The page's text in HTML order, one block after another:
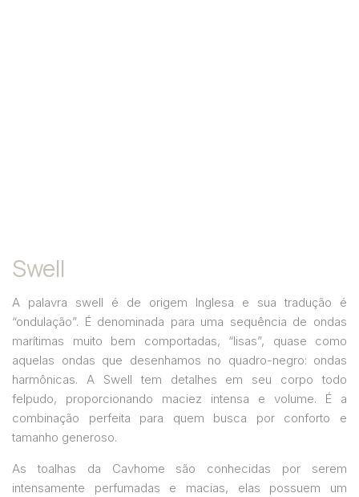
Swell
A palavra swell é de origem Inglesa e sua tradução é
“ondulação”. É denominada para uma sequência de ondas
marítimas muito bem comportadas, “lisas”, quase como
aquelas ondas que desenhamos no quadro-negro: ondas
harmônicas. A Swell tem detalhes em seu corpo todo
felpudo, proporcionando maciez intensa e volume. É a
combinação perfeita para quem busca por conforto e
tamanho generoso.
As toalhas da Cavhome são conhecidas por serem
intensamente perfumadas e macias, elas possuem um